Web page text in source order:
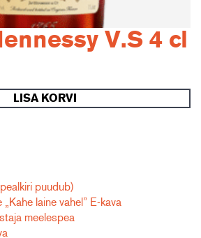
V.S 4 cl
LISA KORVI
puudub)
„Kahe laine vahel” E-kava
meelespea